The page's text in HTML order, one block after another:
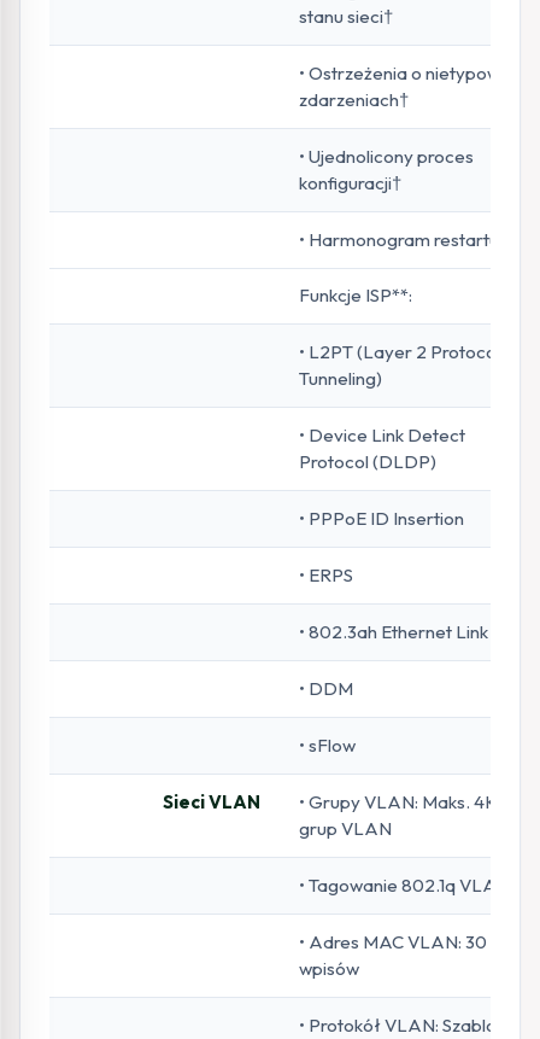
stanu sieci†
• Ostrzeżenia o nietypowych
zdarzeniach†
• Ujednolicony proces
konfiguracji†
• Harmonogram restartu†
Funkcje ISP**:
• L2PT (Layer 2 Protocol
Tunneling)
• Device Link Detect
Protocol (DLDP)
• PPPoE ID Insertion
• ERPS
• 802.3ah Ethernet Link OAM
• DDM
• sFlow
Sieci VLAN
• Grupy VLAN: Maks. 4K
grup VLAN
• Tagowanie 802.1q VLAN
• Adres MAC VLAN: 30
wpisów
• Protokół VLAN: Szablon